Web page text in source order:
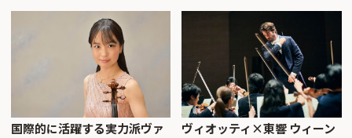
国際的に活躍する実力派ヴァ
ヴィオッティ×東響 ウィーン